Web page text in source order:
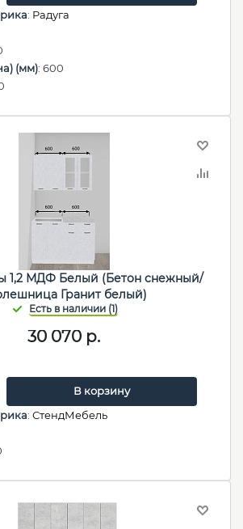
: Радуга
(мм): 600
1,2 МДФ Белый (Бетон снежный/
Гранит белый)
30 070 р.
В корзину
: СтендМебель